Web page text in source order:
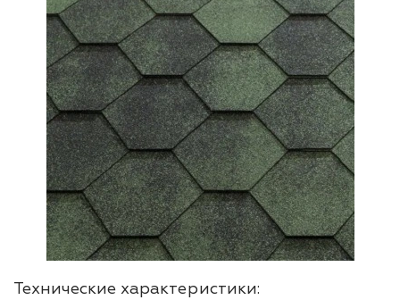
Технические характеристики: